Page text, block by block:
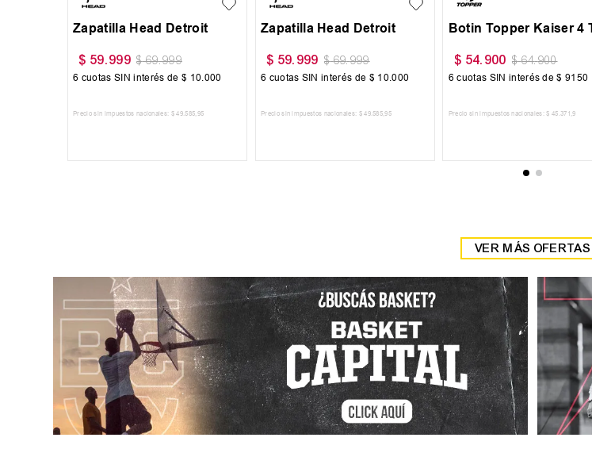
Zapatilla Topper Segovia
$ 64.999 $ 74.900
6 cuotas SIN interés de $ 10.834
Precio sin impuestos nacionales: $ 53 .718 18
$ 75. 999 $ 94.999
6 cuotas SIN interés de $ 12.667
Precio sin impuestos nacionales: $ 62.809 ,09
$ 169.999 $ 189.999
6 cuotas SIN interés de$ 28 .334
Precio sin impuestos nacionales: $ 140.495,
VER MÁS OFERTAS